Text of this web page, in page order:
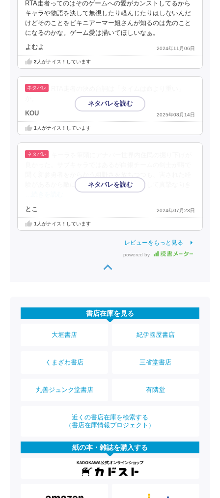
RTA走者ってのはそのゲームへの愛がカンストしてるから
キャラや物語を決して無視したり軽んじたりはしないんだ
けどそのことをビキニアーマー姐さんが知るのは先のこと
になるのかな。ゲーム愛は描いてほしいなぁ。
よむよ 2024年11月06日
2人がナイス！しています
KOU 2025年08月14日
1 人がナイス！しています
験があるから敵に詳しくなった被害者に対して真摯な向き
とこ 2024年07月23日
1 人がナイス！しています
レビューをもっと見る
powered by
書店在庫を見る
大垣書店 紀伊國屋書店
くまざわ書店 三省堂書店
丸善ジュンク堂書店 有隣堂
近くの書店在庫を検索する
（書店在庫情報プロジェクト）
紙の本・雑誌を購入する